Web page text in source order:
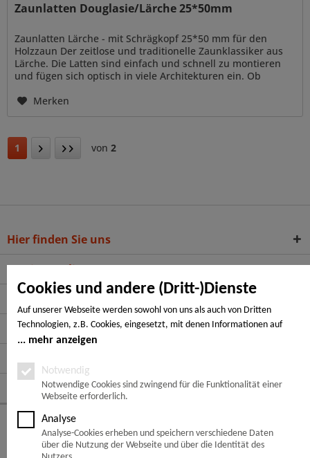
Cookies und andere (Dritt-)Dienste
Auf unserer Webseite werden sowohl von uns als auch von Dritten
Technologien, z.B. Cookies, eingesetzt, mit denen Informationen auf
Ihrem Endgerät gespeichert und/oder von Ihrem Endgerät abgerufen
Notwendige Cookies, Analyse-, Marketing- und Statistik-Cookies. Bei den
notwendigen Cookies handelt es sich um solche, die technisch notwendig
sind, um den von Ihnen gewünschten Dienst bereitzustellen, die übrigen
Cookies werden nur auf Grund einer von Ihnen erteilten Einwilligung
gesetzt. Die Einwilligung ist freiwillig. Personen, die das 16. Lebensjahr
noch nicht vollendet haben, benötigen die Zustimmung der
Sorgeberechtigten. Sie können Ihre Entscheidung jederzeit mit Wirkung
mehr anzeigen
Notwendig
Notwendige Cookies sind zwingend für die Funktionalität einer
Webseite erforderlich.
Analyse
Analyse-Cookies erheben und speichern verschiedene Daten
über die Nutzung der Webseite und über die Identität des
Zaunlatten Douglasie/Lärche 25*50mm
Zaunlatten Lärche - mit Schrägkopf 25*50 mm für den
Holzzaun Der zeitlose und traditionelle Zaunklassiker aus
Lärche. Die Latten sind einfach und schnell zu montieren
und fügen sich optisch in viele Architekturen ein. Ob
Merken
1 von 2
Hier finden Sie uns
Service Hotline
Service
Informationen
Folge uns auf:
© Copyright 2026 -
Douglasie